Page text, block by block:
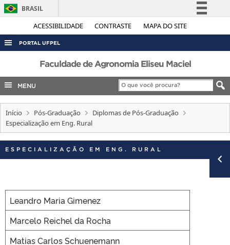
ACESSIBILIDADE CONTRASTE MAPA DO SITE
BRASIL
Simplifique!
Legislação
Canais
PORTAL UFPEL
ACESSO À INFORMAÇÃO
AUDITORIA
COBALTO
CONCURSOS
INTERNACIONAL
TELEFONES
Faculdade de Agronomia Eliseu Maciel
MENU
Início Pós-Graduação
Diplomas de Pós-Graduação
Especialização em Eng. Rural
ESPECIALIZAÇÃO EM ENG. RURAL
Leandro Maria Gimenez
Marcelo Reichel da Rocha
Matias Carlos Schuenemann